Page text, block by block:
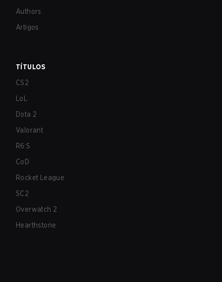
Authors
Artigos
TÍTULOS
CS2
LoL
Dota 2
Valorant
R6:S
CoD
Rocket League
SC2
Overwatch 2
Hearthstone